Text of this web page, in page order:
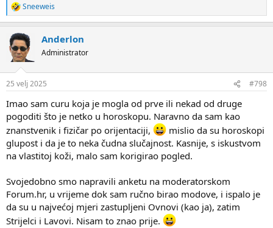
R
e
c
t
i
s
Sneeweis
Anderlon
Administrator
25 velj 2025 #798
Imao sam curu koja je mogla od prve ili nekad od druge
pogoditi što je netko u horoskopu. Naravno da sam kao
znanstvenik i fizičar po orijentaciji,
mislio da su horoskopi
glupost i da je to neka čudna slučajnost. Kasnije, s iskustvom
na vlastitoj koži, malo sam korigirao pogled.
Svojedobno smo napravili anketu na moderatorskom
Forum.hr, u vrijeme dok sam ručno birao modove, i ispalo je
da su u najvećoj mjeri zastupljeni Ovnovi (kao ja), zatim
Strijelci i Lavovi. Nisam to znao prije.